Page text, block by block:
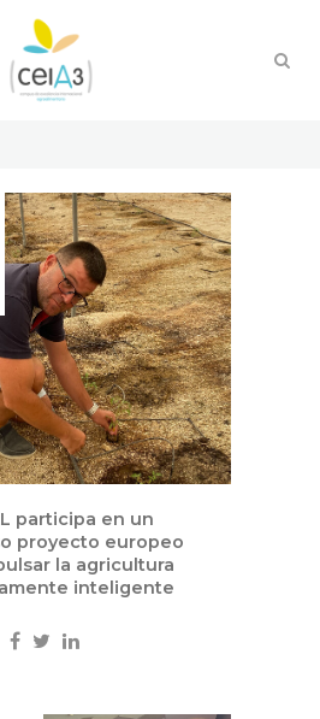
participa en un
proyecto europeo
la agricultura
inteligente